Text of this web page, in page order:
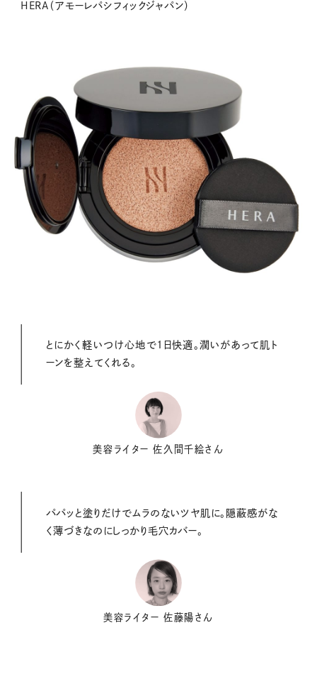
HERA（アモーレパシフィックジャパン）
とにかく軽いつけ心地で1日快適。潤いがあって肌ト
ーンを整えてくれる。
美容ライター 佐久間千絵さん
パパッと塗りだけでムラのないツヤ肌に。隠蔽感がな
く薄づきなのにしっかり毛穴カバー。
美容ライター 佐藤陽さん